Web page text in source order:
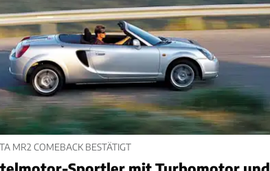
MR2 COMEBACK BESTÄTIGT